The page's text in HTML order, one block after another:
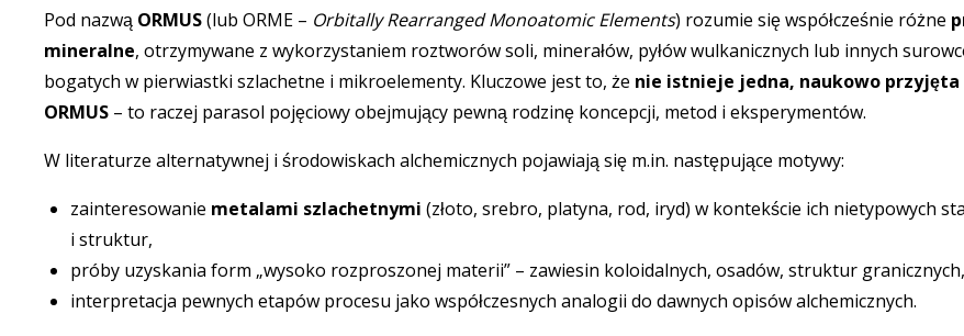
Pod nazwą ORMUS(lub ORME – Orbitally Rearranged Monoatomic Elements) rozumie się współcześnie różne
mineralne, otrzymywane z wykorzystaniem roztworów soli, minerałów, pyłów wulkanicznych lub innych
bogatych w pierwiastki szlachetne i mikroelementy. Kluczowe jest to, że nie istnieje jedna, naukowo
ORMUS – to raczej parasol pojęciowy obejmujący pewną rodzinę koncepcji, metod i eksperymentów.
W literaturze alternatywnej i środowiskach alchemicznych pojawiają się m.in. następujące motywy:
zainteresowanie metalami szlachetnymi (złoto, srebro, platyna, rod, iryd) w kontekście ich nietypowych
i struktur,
próby uzyskania form „wysoko rozproszonej materii” – zawiesin koloidalnych, osadów, struktur granicznych,
interpretacja pewnych etapów procesu jako współczesnych analogii do dawnych opisów alchemicznych.